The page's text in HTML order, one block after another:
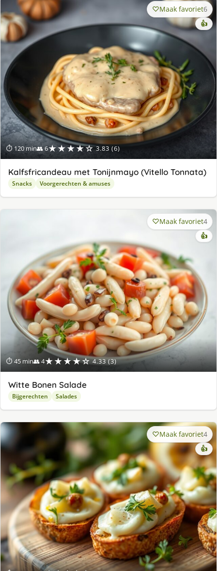
⏱ 120 min👥 6★★★★☆ 3.83 (6)
Maak favoriet6
👍
Kalfsfricandeau met Tonijnmayo (Vitello Tonnata)
Snacks Voorgerechten & amuses
⏱ 45 min👥 4★★★★☆ 4.33 (3)
Maak favoriet4
👍
Witte Bonen Salade
Bijgerechten Salades
Maak favoriet4
👍